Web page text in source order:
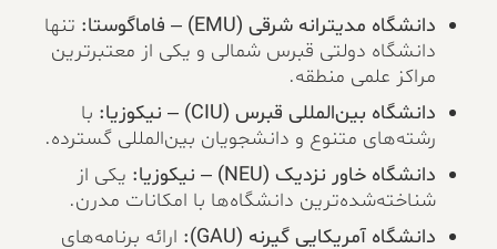
دانشگاه مدیترانه شرقی (EMU) – فاماگوستا:
تنها
دانشگاه دولتی قبرس شمالی و یکی از معتبرترین
مراکز علمی منطقه.
دانشگاه بین‌المللی قبرس (CIU) – نیکوزیا:
با
رشته‌های متنوع و دانشجویان بین‌المللی گسترده.
دانشگاه خاور نزدیک (NEU) – نیکوزیا:
یکی از
شناخته‌شده‌ترین دانشگاه‌ها با امکانات مدرن.
دانشگاه آمریکایی گیرنه (GAU):
ارائه برنامه‌های